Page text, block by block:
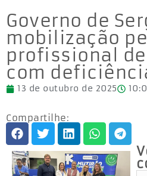
Governo de
mobilização
profissional
com
13 de outubro de 2025
Compartilhe: